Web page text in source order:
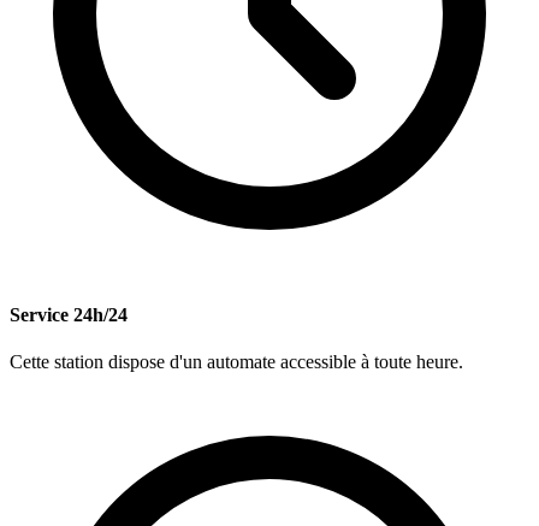
Service 24h/24
Cette station dispose d'un automate accessible à toute heure.